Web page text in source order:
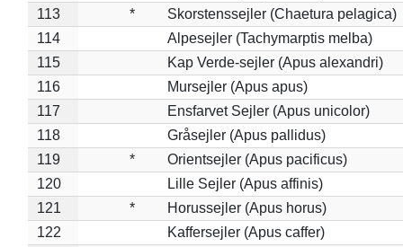
113
*
Skorstenssejler (Chaetura pelagica)
114
Alpesejler (Tachymarptis melba)
115
Kap Verde-sejler (Apus alexandri)
116
Mursejler (Apus apus)
117
Ensfarvet Sejler (Apus unicolor)
118
Gråsejler (Apus pallidus)
119
*
Orientsejler (Apus pacificus)
120
Lille Sejler (Apus affinis)
121
*
Horussejler (Apus horus)
122
Kaffersejler (Apus caffer)